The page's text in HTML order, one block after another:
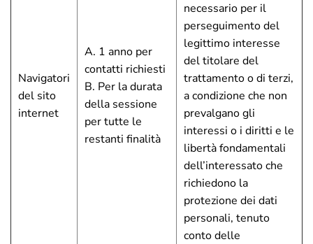
Navigatori
del sito
internet
A. 1 anno per
contatti richiesti
B. Per la durata
della sessione
per tutte le
restanti finalità
necessario per il
perseguimento del
legittimo interesse
del titolare del
trattamento o di terzi,
a condizione che non
prevalgano gli
interessi o i diritti e le
libertà fondamentali
dell’interessato che
richiedono la
protezione dei dati
personali, tenuto
conto delle